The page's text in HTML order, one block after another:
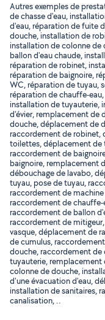
Autres exemples de
de chasse d'eau,
d'eau, réparation de fuite
douche, installation de
installation de colonne de
ballon d'eau chaude,
réparation de robinet,
réparation de baignoire,
WC, réparation de tuyau,
réparation de chauffe-
installation de tuyauterie,
d'évier, remplacement de
douche, déplacement de
raccordement de robinet,
toilettes, déplacement de
raccordement de
baignoire, remplacement
débouchage de lavabo,
tuyau, pose de tuyau,
raccordement de
raccordement de
raccordement de ballon
raccordement de
vasque, déplacement de
de cumulus,
douche, raccordement de
tuyauterie,
colonne de douche,
d'une évacuation d'eau,
installation de sanitaires,
canalisation, ..